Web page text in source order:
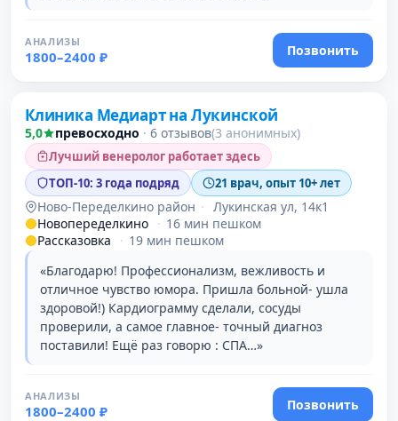
АНАЛИЗЫ
1800–2400 ₽ Позвонить
Клиника Медиарт на Лукинской
5,0 превосходно · 6 отзывов(3 анонимных)
Лучший венеролог работает здесь
ТОП-10: 3 года подряд
21 врач, опыт 10+ лет
Ново-Переделкино район · Лукинская ул, 14к1
Новопеределкино · 16 мин пешком
Рассказовка
· 19 мин пешком
«Благодарю! Профессионализм, вежливость и
отличное чувство юмора. Пришла больной- ушла
здоровой!) Кардиограмму сделали, сосуды
проверили, а самое главное- точный диагноз
поставили! Ещё раз говорю : СПА…»
АНАЛИЗЫ
1800–2400 ₽ Позвонить